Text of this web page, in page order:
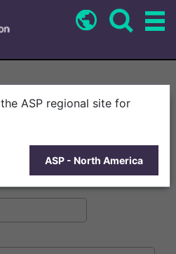
> ASP Product Carousel: Common
ASP regional site for
ASP - North America